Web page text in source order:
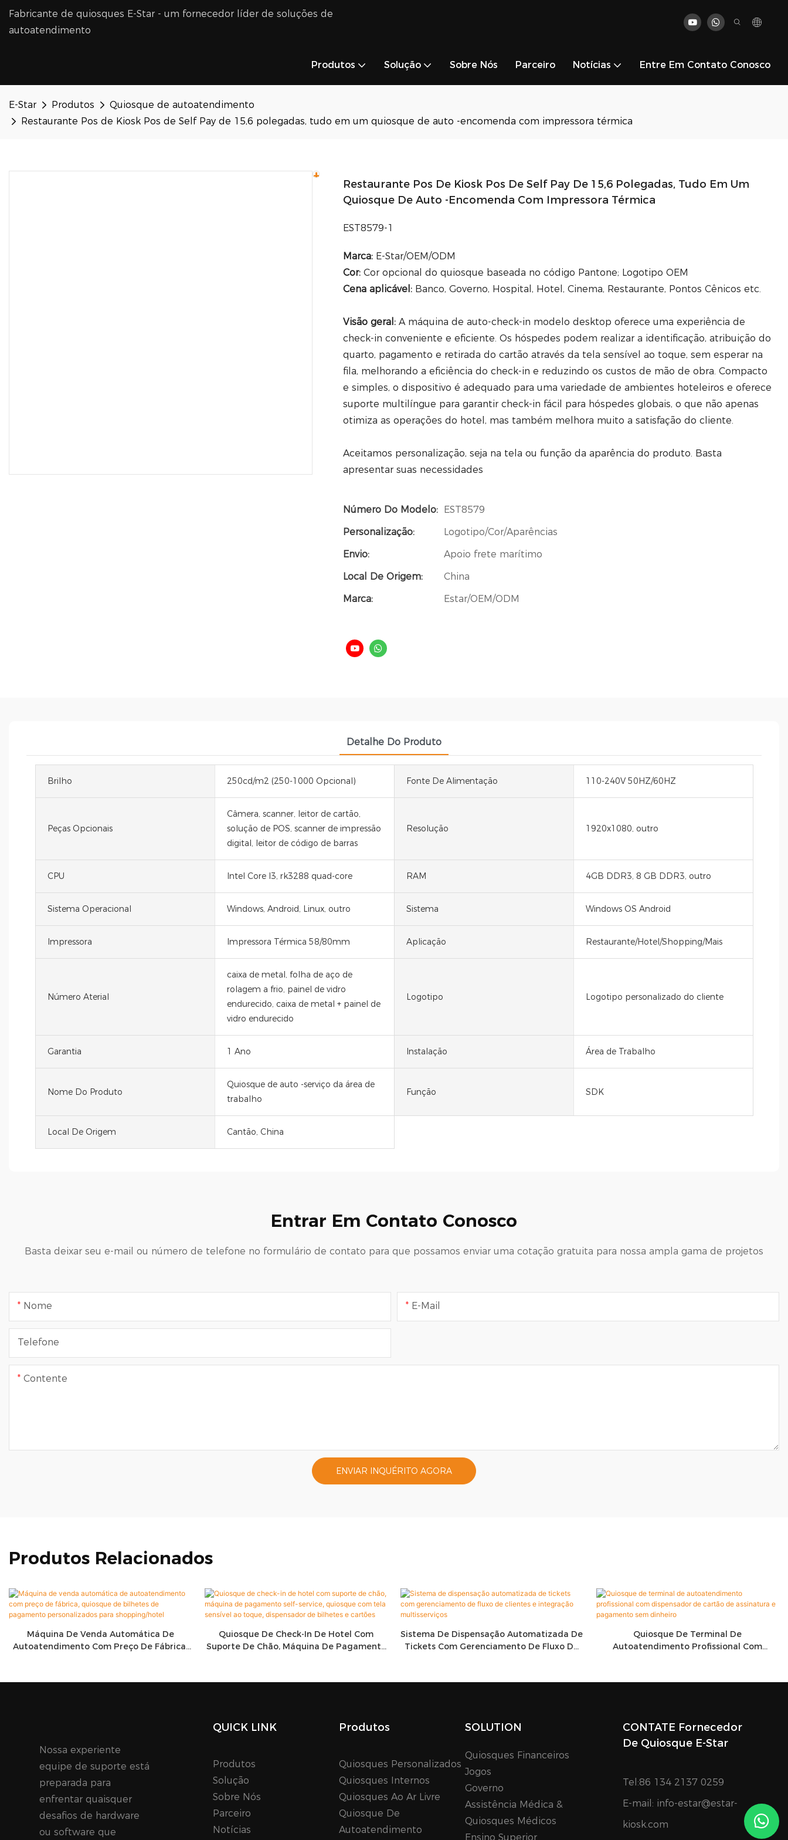
Fabricante de quiosques E-Star - um fornecedor líder de soluções de
autoatendimento
Produtos Solução Sobre Nós Parceiro Notícias Entre Em Contato Conosco
E-Star Produtos
Quiosque de autoatendimento
Restaurante Pos de Kiosk Pos de Self Pay de 15,6 polegadas, tudo em um quiosque de auto -encomenda com impressora térmica
Restaurante Pos De Kiosk Pos De Self Pay De 15,6 Polegadas, Tudo Em Um
Quiosque De Auto -encomenda Com Impressora Térmica
EST8579-1
Marca: E-Star/OEM/ODM
Cor: Cor opcional do quiosque baseada no código Pantone; Logotipo OEM
Cena aplicável: Banco, Governo, Hospital, Hotel, Cinema, Restaurante, Pontos Cênicos etc.
Visão geral: A máquina de auto-check-in modelo desktop oferece uma experiência de
check-in conveniente e eficiente. Os hóspedes podem realizar a identificação, atribuição do
quarto, pagamento e retirada do cartão através da tela sensível ao toque, sem esperar na
fila, melhorando a eficiência do check-in e reduzindo os custos de mão de obra. Compacto
e simples, o dispositivo é adequado para uma variedade de ambientes hoteleiros e oferece
suporte multilíngue para garantir check-in fácil para hóspedes globais, o que não apenas
otimiza as operações do hotel, mas também melhora muito a satisfação do cliente.
Aceitamos personalização, seja na tela ou função da aparência do produto. Basta
apresentar suas necessidades
Número Do Modelo:
EST8579
Personalização:
Logotipo/Cor/Aparências
Envio:
Apoio frete marítimo
Local De Origem:
China
Marca:
Estar/OEM/ODM
Detalhe Do Produto
Brilho 250cd/m2 (250-1000 Opcional) Fonte De Alimentação 110-240V 50HZ/60HZ
Peças Opcionais
Câmera, scanner, leitor de cartão,
solução de POS, scanner de impressão
digital, leitor de código de barras
Resolução 1920x1080, outro
CPU Intel Core I3, rk3288 quad-core RAM 4GB DDR3, 8 GB DDR3, outro
Sistema Operacional Windows, Android, Linux, outro Sistema Windows OS Android
Impressora Impressora Térmica 58/80mm Aplicação Restaurante/Hotel/Shopping/Mais
Número Aterial
caixa de metal, folha de aço de
rolagem a frio, painel de vidro
endurecido, caixa de metal + painel de
vidro endurecido
Logotipo Logotipo personalizado do cliente
Garantia 1 Ano Instalação Área de Trabalho
Nome Do Produto
Quiosque de auto -serviço da área de
trabalho
Função SDK
Local De Origem Cantão, China
Entrar Em Contato Conosco
Basta deixar seu e-mail ou número de telefone no formulário de contato para que possamos enviar uma cotação gratuita para nossa ampla gama de projetos
Nome E-Mail
Telefone
Contente
ENVIAR INQUÉRITO AGORA
Produtos Relacionados
Máquina De Venda Automática De
Autoatendimento Com Preço De Fábrica,
Quiosque De Check-In De Hotel Com
Suporte De Chão, Máquina De Pagamento
Cartões
Sistema De Dispensação Automatizada De
Tickets Com Gerenciamento De Fluxo De
Quiosque De Terminal De
Autoatendimento Profissional Com
Nossa experiente
equipe de suporte está
preparada para
enfrentar quaisquer
desafios de hardware
ou software que
QUICK LINK
Produtos
Solução
Sobre Nós
Parceiro
Notícias
Produtos
Quiosques Personalizados
Quiosques Internos
Quiosques Ao Ar Livre
Quiosque De
Autoatendimento
SOLUTION
Quiosques Financeiros
Jogos
Governo
Assistência Médica &
Quiosques Médicos
Ensino Superior
CONTATE Fornecedor
De Quiosque E-Star
Tel:86 134 2137 0259
E-mail: info-estar@estar-
kiosk.com